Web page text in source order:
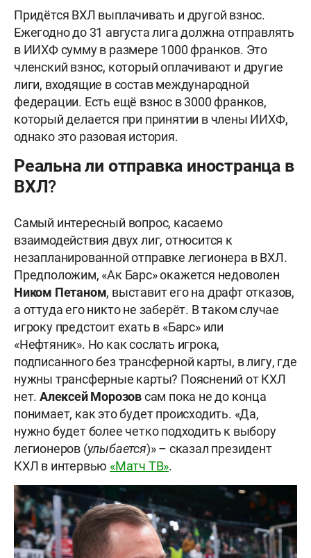
Придётся ВХЛ выплачивать и другой взнос.
Ежегодно до 31 августа лига должна отправлять
в ИИХФ сумму в размере 1000 франков. Это
членский взнос, который оплачивают и другие
лиги, входящие в состав международной
федерации. Есть ещё взнос в 3000 франков,
который делается при принятии в члены ИИХФ,
однако это разовая история.
Реальна ли отправка иностранца в
ВХЛ?
Самый интересный вопрос, касаемо
взаимодействия двух лиг, относится к
незапланированной отправке легионера в ВХЛ.
Предположим, «Ак Барс» окажется недоволен
Ником Петаном, выставит его на драфт отказов,
а оттуда его никто не заберёт. В таком случае
игроку предстоит ехать в «Барс» или
«Нефтяник». Но как сослать игрока,
подписанного без трансферной карты, в лигу, где
нужны трансферные карты? Пояснений от КХЛ
нет. Алексей Морозовсам пока не до конца
понимает, как это будет происходить. «Да,
нужно будет более четко подходить к выбору
легионеров (улыбается)» – сказал президент
КХЛ в интервью «Матч ТВ».